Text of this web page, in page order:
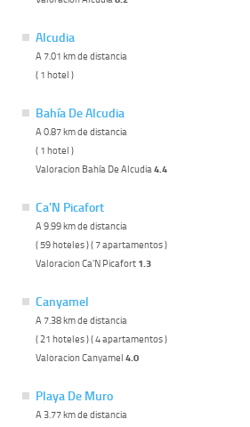
Alcudia
A 7.01 km de distancia
( 1 hotel )
Bahía De Alcudia
A 0.87 km de distancia
( 1 hotel )
Valoracion Bahía De Alcudia 4.4
Ca'N Picafort
A 9.99 km de distancia
( 59 hoteles ) ( 7 apartamentos )
Valoracion Ca'N Picafort 1.3
Canyamel
A 7.38 km de distancia
( 21 hoteles ) ( 4 apartamentos )
Valoracion Canyamel 4.0
Playa De Muro
A 3.77 km de distancia